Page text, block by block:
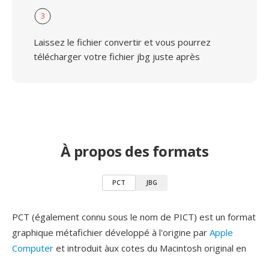
3
Laissez le fichier convertir et vous pourrez
télécharger votre fichier jbg juste après
À propos des formats
PCT JBG
PCT (également connu sous le nom de PICT) est un format
graphique métafichier développé à l'origine par Apple
Computer et introduit àux cotes du Macintosh original en